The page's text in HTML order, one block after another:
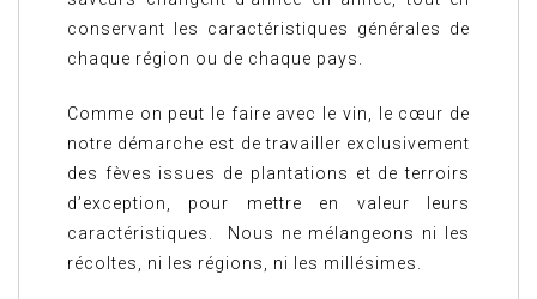
conservant les caractéristiques générales de
chaque région ou de chaque pays.
Comme on peut le faire avec le vin, le cœur de
notre démarche est de travailler exclusivement
des fèves issues de plantations et de terroirs
d’exception, pour mettre en valeur leurs
caractéristiques. Nous ne mélangeons ni les
récoltes, ni les régions, ni les millésimes.